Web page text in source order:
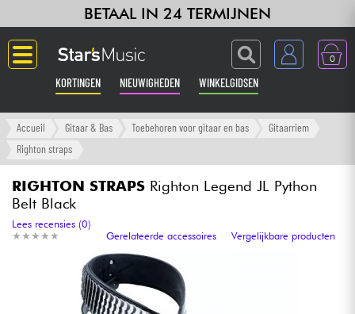
BETAAL IN 24 TERMIJNEN
0
KORTINGEN NIEUWIGHEDEN WINKELGIDSEN
Langue
Versterker & Effecten
Synths & samplers
Accueil Gitaar & Bas Toebehoren voor gitaar en bas
Gitaarriem
Righton straps
RIGHTON STRAPS Righton Legend JL Python
Belt Black
★ ★ ★ ★ ★
★ ★ ★ ★ ★
Lees recensies (0)
Gerelateerde accessoires
Vergelijkbare producten